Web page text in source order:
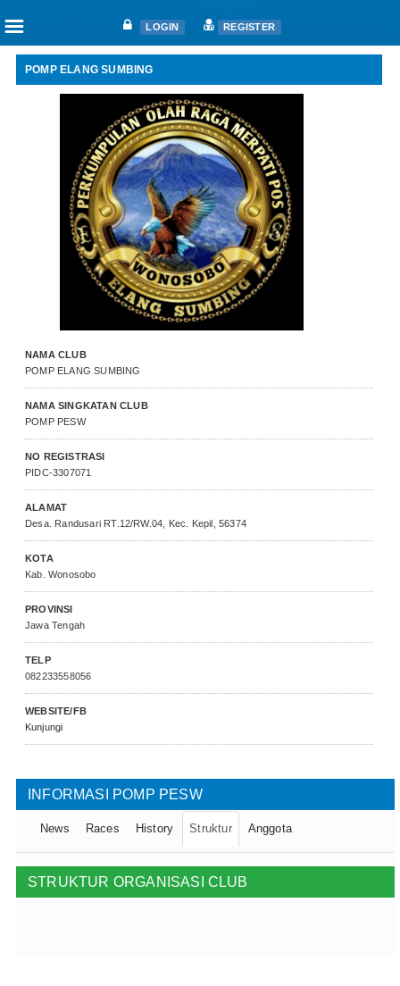
Home
Nat. Ace Candidate
Nat. Ace Champions
One Loft Race
Auctions
Shop
☰ LOGIN REGISTER
POMP ELANG SUMBING
NAMA CLUB
POMP ELANG SUMBING
NAMA SINGKATAN CLUB
POMP PESW
NO REGISTRASI
PIDC-3307071
ALAMAT
Desa. Randusari RT.12/RW.04, Kec. Kepil, 56374
KOTA
Kab. Wonosobo
PROVINSI
Jawa Tengah
TELP
082233558056
WEBSITE/FB
Kunjungi
INFORMASI POMP PESW
News Races History Struktur Anggota
STRUKTUR ORGANISASI CLUB